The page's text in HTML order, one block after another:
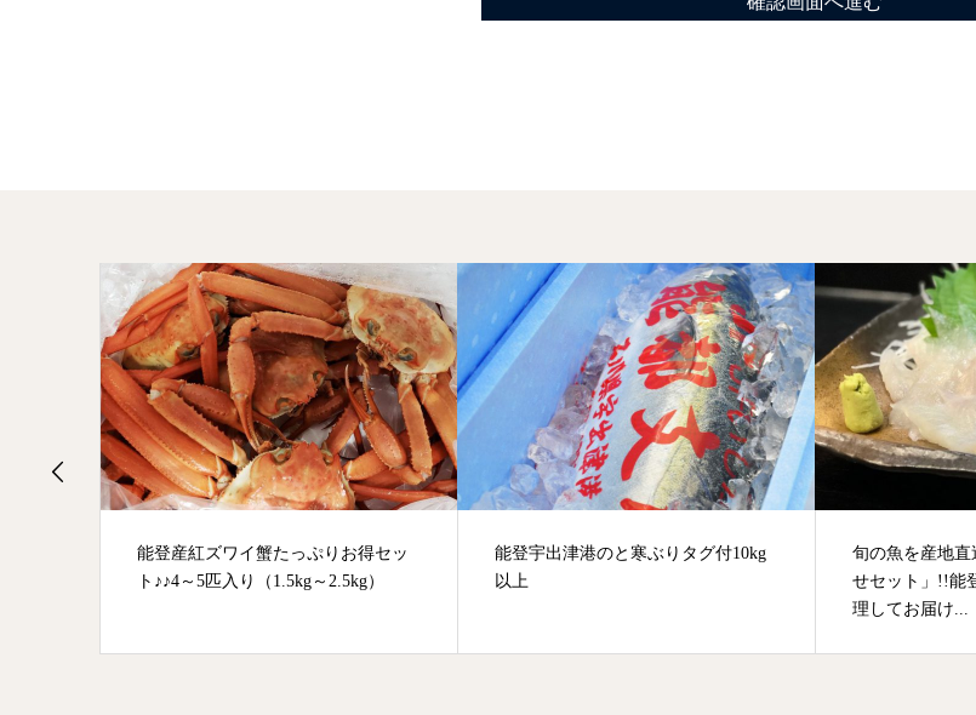
能登産紅ズワイ蟹たっぷりお得セッ
ト♪♪4～5匹入り（1.5kg～2.5kg）
能登宇出津港のと寒ぶりタグ付10kg
以上
旬の魚を産地
せセット」!!能
理してお届け...